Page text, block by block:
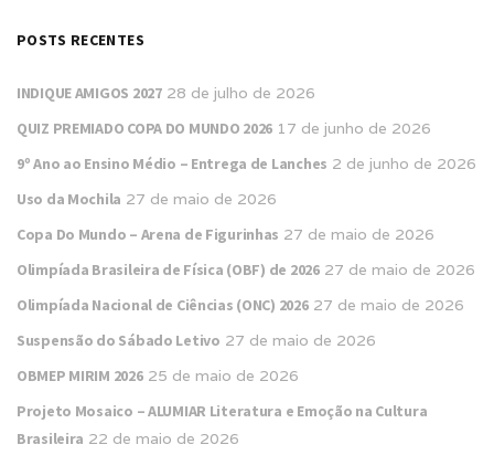
POSTS RECENTES
INDIQUE AMIGOS 2027 28 de julho de 2026
QUIZ PREMIADO COPA DO MUNDO 2026 17 de junho de 2026
9º Ano ao Ensino Médio – Entrega de Lanches 2 de junho de 2026
Uso da Mochila 27 de maio de 2026
Copa Do Mundo – Arena de Figurinhas 27 de maio de 2026
Olimpíada Brasileira de Física (OBF) de 2026 27 de maio de 2026
Olimpíada Nacional de Ciências (ONC) 2026 27 de maio de 2026
Suspensão do Sábado Letivo 27 de maio de 2026
OBMEP MIRIM 2026 25 de maio de 2026
Projeto Mosaico – ALUMIAR Literatura e Emoção na Cultura
Brasileira 22 de maio de 2026